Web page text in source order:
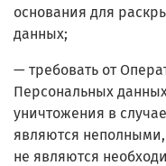
основания для
данных;
— требовать от
Персональных
уничтожения в
являются
не являются